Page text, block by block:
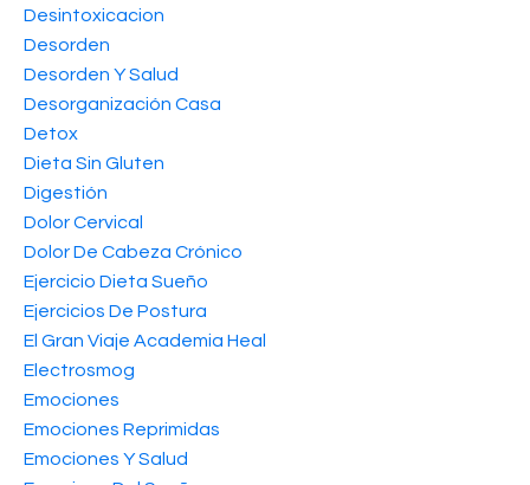
Desintoxicacion
Desorden
Desorden Y Salud
Desorganización Casa
Detox
Dieta Sin Gluten
Digestión
Dolor Cervical
Dolor De Cabeza Crónico
Ejercicio Dieta Sueño
Ejercicios De Postura
El Gran Viaje Academia Heal
Electrosmog
Emociones
Emociones Reprimidas
Emociones Y Salud